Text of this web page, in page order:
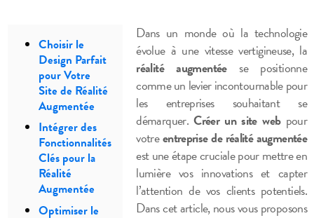
Choisir le
Design Parfait
pour Votre
Site de Réalité
Augmentée
Intégrer des
Fonctionnalités
Clés pour la
Réalité
Augmentée
Optimiser le
Dans un monde où la technologie
évolue à une vitesse vertigineuse, la
réalité augmentéese positionne
comme un levier incontournable pour
les entreprises souhaitant se
démarquer.Créer un site webpour
votreentreprise de réalité augmentée
est une étape cruciale pour mettre en
lumière vos innovations et capter
l’attention de vos clients potentiels.
Dans cet article, nous vous proposons